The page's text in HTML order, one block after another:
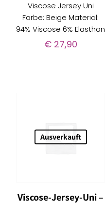
Viscose Jersey Uni
Farbe: Beige Material:
94% Viscose 6% Elasthan
€27,90
Ausverkauft
Viscose-Jersey-Uni –